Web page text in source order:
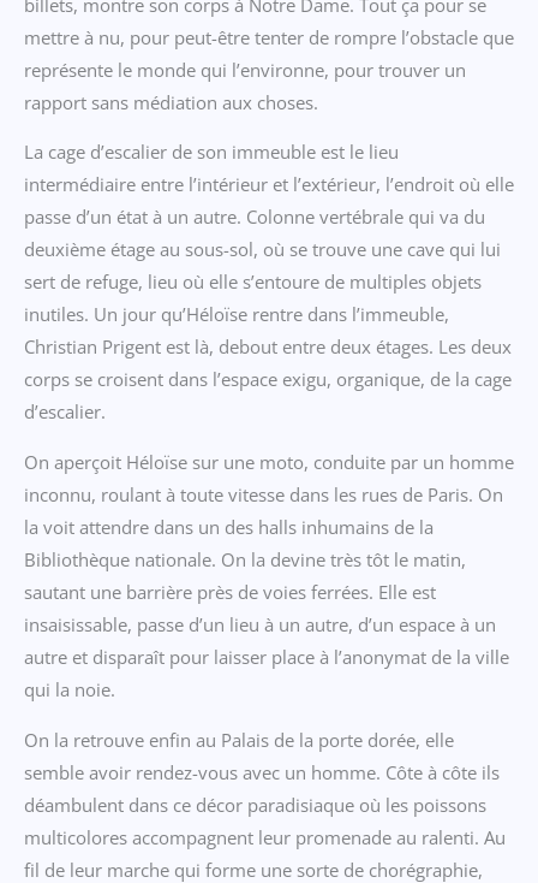
mettre à nu, pour peut-être tenter de rompre l’obstacle que
représente le monde qui l’environne, pour trouver un
rapport sans médiation aux choses.
La cage d’escalier de son immeuble est le lieu
intermédiaire entre l’intérieur et l’extérieur, l’endroit où elle
passe d’un état à un autre. Colonne vertébrale qui va du
deuxième étage au sous-sol, où se trouve une cave qui lui
sert de refuge, lieu où elle s’entoure de multiples objets
inutiles. Un jour qu’Héloïse rentre dans l’immeuble,
Christian Prigent est là, debout entre deux étages. Les deux
corps se croisent dans l’espace exigu, organique, de la cage
d’escalier.
On aperçoit Héloïse sur une moto, conduite par un homme
inconnu, roulant à toute vitesse dans les rues de Paris. On
la voit attendre dans un des halls inhumains de la
Bibliothèque nationale. On la devine très tôt le matin,
sautant une barrière près de voies ferrées. Elle est
insaisissable, passe d’un lieu à un autre, d’un espace à un
autre et disparaît pour laisser place à l’anonymat de la ville
qui la noie.
On la retrouve enfin au Palais de la porte dorée, elle
semble avoir rendez-vous avec un homme. Côte à côte ils
déambulent dans ce décor paradisiaque où les poissons
multicolores accompagnent leur promenade au ralenti. Au
fil de leur marche qui forme une sorte de chorégraphie,